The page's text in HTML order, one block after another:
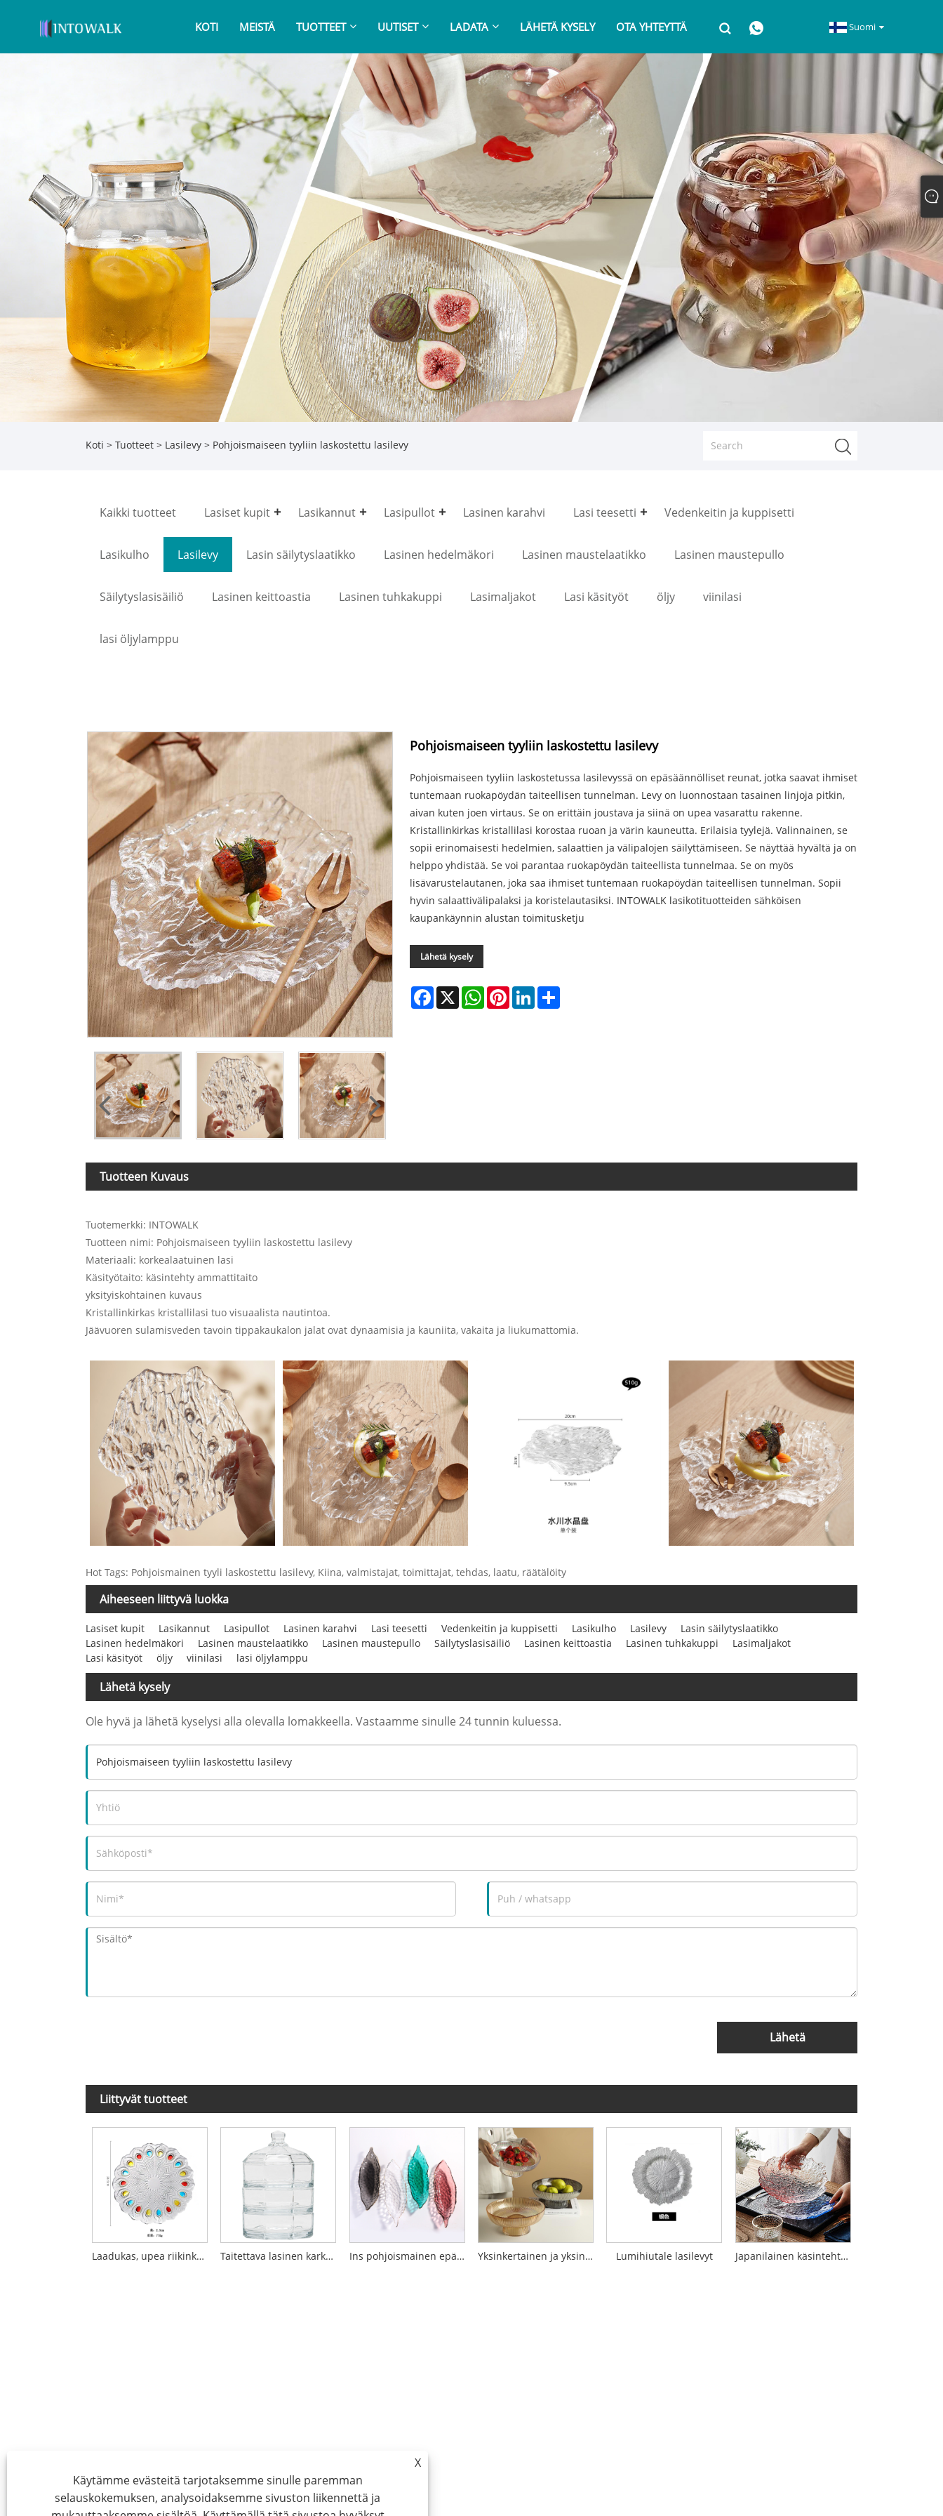
KOTI MEISTÄ TUOTTEET UUTISET LADATA LÄHETÄ KYSELY OTA YHTEYTTÄ Suomi
Koti > Tuotteet > Lasilevy > Pohjoismaiseen tyyliin laskostettu lasilevy
Kaikki tuotteet Lasiset kupit Lasikannut Lasipullot Lasinen karahvi Lasi teesetti Vedenkeitin ja kuppisetti
Lasikulho Lasilevy Lasin säilytyslaatikko Lasinen hedelmäkori Lasinen maustelaatikko Lasinen maustepullo
Säilytyslasisäiliö Lasinen keittoastia Lasinen tuhkakuppi Lasimaljakot Lasi käsityöt öljy viinilasi
lasi öljylamppu
Pohjoismaiseen tyyliin laskostettu lasilevy
Pohjoismaiseen tyyliin laskostetussa lasilevyssä on epäsäännölliset reunat, jotka saavat ihmiset
tuntemaan ruokapöydän taiteellisen tunnelman. Levy on luonnostaan ​​tasainen linjoja pitkin,
aivan kuten joen virtaus. Se on erittäin joustava ja siinä on upea vasarattu rakenne.
Kristallinkirkas kristallilasi korostaa ruoan ja värin kauneutta. Erilaisia ​​tyylejä. Valinnainen, se
sopii erinomaisesti hedelmien, salaattien ja välipalojen säilyttämiseen. Se näyttää hyvältä ja on
helppo yhdistää. Se voi parantaa ruokapöydän taiteellista tunnelmaa. Se on myös
lisävarustelautanen, joka saa ihmiset tuntemaan ruokapöydän taiteellisen tunnelman. Sopii
hyvin salaattivälipalaksi ja koristelautasiksi. INTOWALK lasikotituotteiden sähköisen
kaupankäynnin alustan toimitusketju
Lähetä kysely
Facebook
X WhatsAppPinterestLinkedIn
Tuotteen Kuvaus
Tuotemerkki: INTOWALK
Tuotteen nimi: Pohjoismaiseen tyyliin laskostettu lasilevy
Materiaali: korkealaatuinen lasi
Käsityötaito: käsintehty ammattitaito
yksityiskohtainen kuvaus
Kristallinkirkas kristallilasi tuo visuaalista nautintoa.
Jäävuoren sulamisveden tavoin tippakaukalon jalat ovat dynaamisia ja kauniita, vakaita ja liukumattomia.
Hot Tags: Pohjoismainen tyyli laskostettu lasilevy, Kiina, valmistajat, toimittajat, tehdas, laatu, räätälöity
Aiheeseen liittyvä luokka
Lasiset kupit Lasikannut Lasipullot Lasinen karahvi Lasi teesetti Vedenkeitin ja kuppisetti Lasikulho Lasilevy
Lasin säilytyslaatikko
Lasinen hedelmäkori
Lasinen maustelaatikko Lasinen maustepullo Säilytyslasisäiliö Lasinen keittoastia Lasinen tuhkakuppi
Lasimaljakot
Lasi käsityöt
öljy viinilasi lasi öljylamppu
Lähetä kysely
Ole hyvä ja lähetä kyselysi alla olevalla lomakkeella. Vastaamme sinulle 24 tunnin kuluessa.
Lähetä
Liittyvät tuotteet
Laadukas, upea riikinkukkotyylinen lasinen hedelmäkulho Taitettava lasinen karkkiastia kannella Ins pohjoismainen epäsäännöllinen hernehedelmälasiala Yksinkertainen ja yksinkertainen värillinen pystysuuntainen kuvio High-jalat lasi hedelmälevy Lumihiutale lasilevyt Japanilainen käsintehty jääkastelasilevy
X
Käytämme evästeitä tarjotaksemme sinulle paremman
selauskokemuksen, analysoidaksemme sivuston liikennettä ja